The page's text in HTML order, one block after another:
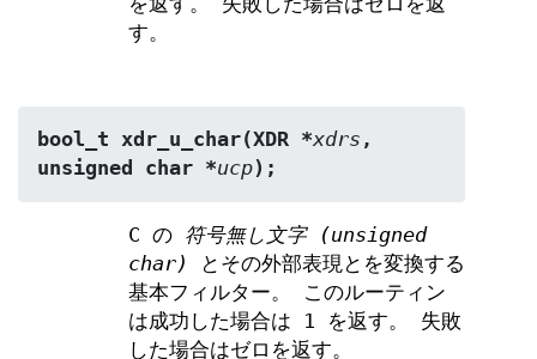
す。
bool_t xdr_u_char(XDR *xdrs ,
unsigned char *ucp);
C の 符号無し文字 (unsigned
char)
とその外部表現とを変換する
基本フィルター。 このルーティン
は成功した場合は 1 を返す。 失敗
した場合はゼロを返す。